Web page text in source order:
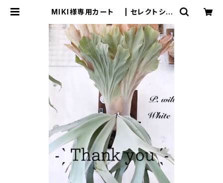
MIKI様専用カート | セレクトショ